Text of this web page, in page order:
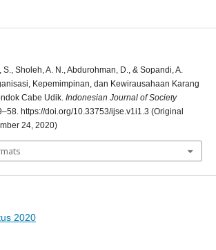
Sholeh, A. N., Abdurohman, D., & Sopandi, A.
Kepemimpinan, dan Kewirausahaan Karang
Cabe Udik. Indonesian Journal of Society
https://doi.org/10.33753/ijse.v1i1.3 (Original
24, 2020)
2020